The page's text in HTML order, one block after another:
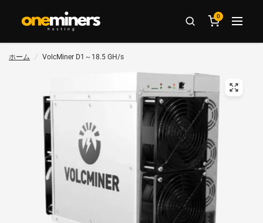
0
ホーム / VolcMiner D1～18.5 GH/s